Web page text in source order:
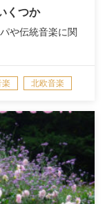
くつか
や伝統音楽に関
楽 北欧音楽